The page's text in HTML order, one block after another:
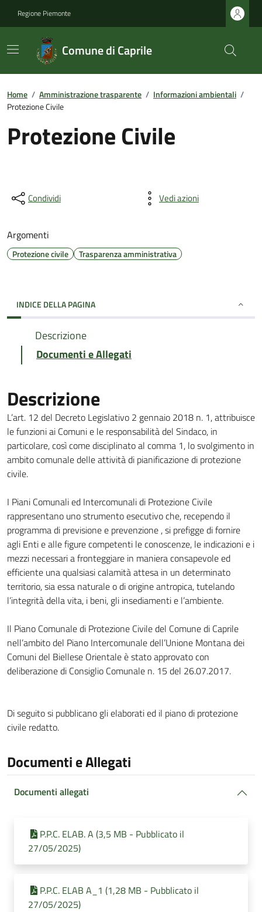
Regione Piemonte
Comune di Caprile
Home / Amministrazione trasparente / Informazioni ambientali /
Protezione Civile
Protezione Civile
Condividi Vedi azioni
Argomenti
Protezione civile Trasparenza amministrativa
INDICE DELLA PAGINA
Descrizione
Documenti e Allegati
Descrizione
L’art. 12 del Decreto Legislativo 2 gennaio 2018 n. 1, attribuisce
le funzioni ai Comuni e le responsabilità del Sindaco, in
particolare, così come disciplinato al comma 1, lo svolgimento in
ambito comunale delle attività di pianificazione di protezione
civile.
I Piani Comunali ed Intercomunali di Protezione Civile
rappresentano uno strumento esecutivo che, recependo il
programma di previsione e prevenzione , si prefigge di fornire
agli Enti e alle figure competenti le conoscenze, le indicazioni e i
mezzi necessari a fronteggiare in maniera consapevole ed
efficiente una qualsiasi calamità attesa in un determinato
territorio, sia essa naturale o di origine antropica, tutelando
l’integrità della vita, i beni, gli insediamenti e l’ambiente.
Il Piano Comunale di Protezione Civile del Comune di Caprile
nell’ambito del Piano Intercomunale dell’Unione Montana dei
Comuni del Biellese Orientale è stato approvato con
deliberazione di Consiglio Comunale n. 15 del 26.07.2017.
Di seguito si pubblicano gli elaborati ed il piano di protezione
civile redatto.
Documenti e Allegati
Documenti allegati
P.P.C. ELAB. A (3,5 MB - Pubblicato il
27/05/2025)
P.P.C. ELAB A_1 (1,28 MB - Pubblicato il
27/05/2025)